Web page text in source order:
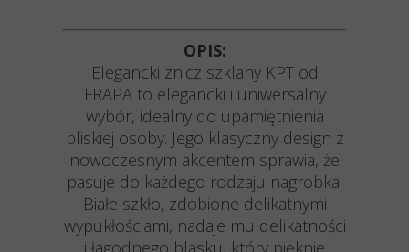
OPIS:
Elegancki znicz szklany KPT od
FRAPA to elegancki i uniwersalny
wybór, idealny do upamiętnienia
bliskiej osoby. Jego klasyczny design z
nowoczesnym akcentem sprawia, że
pasuje do każdego rodzaju nagrobka.
Białe szkło, zdobione delikatnymi
wypukłościami, nadaje mu delikatności
i łagodnego blasku, który pięknie